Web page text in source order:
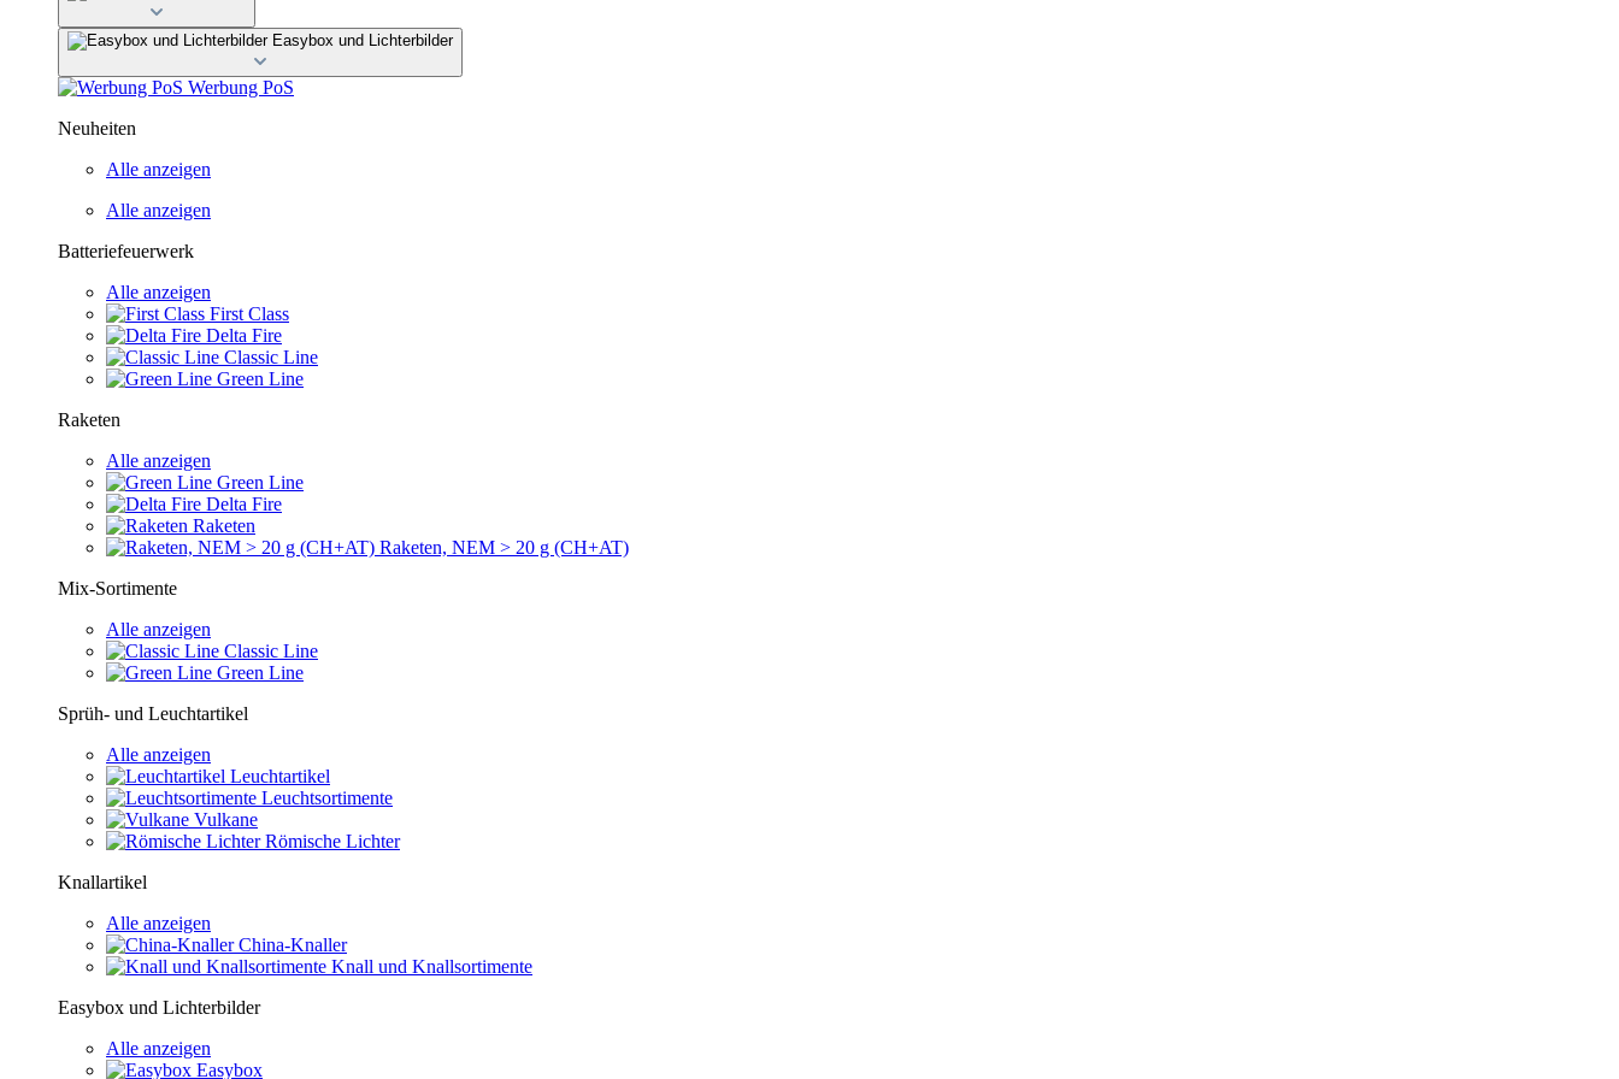
Easybox und Lichterbilder
Werbung PoS
Neuheiten
Alle anzeigen
Alle anzeigen
Batteriefeuerwerk
Alle anzeigen
First Class
Delta Fire
Classic Line
Green Line
Raketen
Alle anzeigen
Green Line
Delta Fire
Raketen
Raketen, NEM > 20 g (CH+AT)
Mix-Sortimente
Alle anzeigen
Classic Line
Green Line
Sprüh- und Leuchtartikel
Alle anzeigen
Leuchtartikel
Leuchtsortimente
Vulkane
Römische Lichter
Knallartikel
Alle anzeigen
China-Knaller
Knall und Knallsortimente
Easybox und Lichterbilder
Alle anzeigen
Easybox